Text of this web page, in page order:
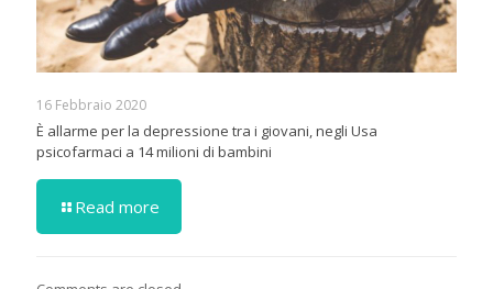
16 Febbraio 2020
È allarme per la depressione tra i giovani, negli Usa
psicofarmaci a 14 milioni di bambini
Read more